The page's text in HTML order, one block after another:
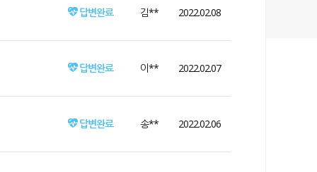
답변완료 김** 2022.02.08
답변완료 이** 2022.02.07
답변완료 송** 2022.02.06